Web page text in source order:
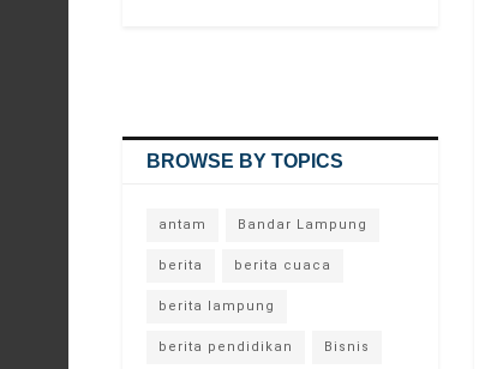
BROWSE BY TOPICS
antam Bandar Lampung
berita berita cuaca
berita lampung
berita pendidikan Bisnis